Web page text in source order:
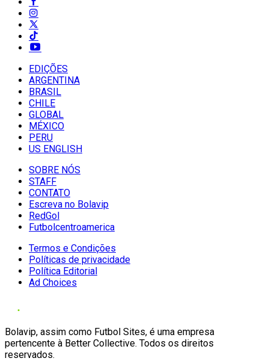
EDIÇÕES
ARGENTINA
BRASIL
CHILE
GLOBAL
MÉXICO
PERU
US ENGLISH
SOBRE NÓS
STAFF
CONTATO
Escreva no Bolavip
RedGol
Futbolcentroamerica
Termos e Condições
Políticas de privacidade
Política Editorial
Ad Choices
Bolavip, assim como Futbol Sites, é uma empresa
pertencente à Better Collective. Todos os direitos
reservados.